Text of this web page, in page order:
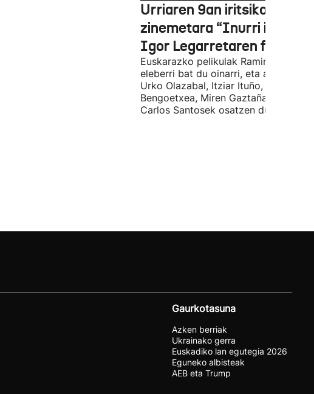
Urriaren 9an iritsiko da
zinemetara “Inurri itsuak”
Igor Legarretaren filma
Euskarazko pelikulak Ramiro
eleberri bat du oinarri, eta
Urko Olazabal, Itziar Ituño, Josean
Bengoetxea, Miren Gaztañaga eta
Carlos Santosek osatzen dute.
Gaurkotasuna
Azken berriak
Ukrainako gerra
Euskadiko lan egutegia 2026
Eguneko albisteak
AEB eta Trump